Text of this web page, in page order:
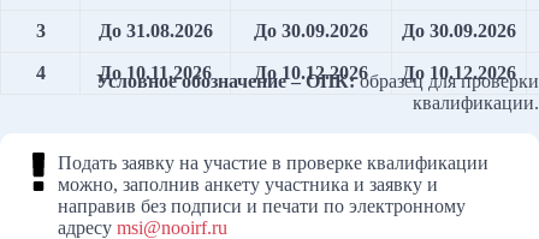
3 До 31.08.2026 До 30.09.2026 До 30.09.2026
4 До 10.11.2026 До 10.12.2026 До 10.12.2026
Условное обозначение – ОПК:образец для проверки
квалификации.
Подать заявку на участие в проверке квалификации
можно, заполнив анкету участника и заявку и
направив без подписи и печати по электронному
адресу msi@nooirf.ru